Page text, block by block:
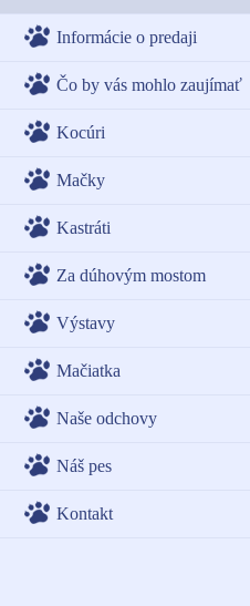
Informácie o predaji
Čo by vás mohlo zaujímať
Kocúri
Mačky
Kastráti
Za dúhovým mostom
Výstavy
Mačiatka
Naše odchovy
Náš pes
Kontakt